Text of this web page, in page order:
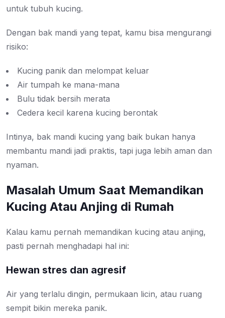
untuk tubuh kucing.
Dengan bak mandi yang tepat, kamu bisa mengurangi
risiko:
Kucing panik dan melompat keluar
Air tumpah ke mana-mana
Bulu tidak bersih merata
Cedera kecil karena kucing berontak
Intinya, bak mandi kucing yang baik bukan hanya
membantu mandi jadi praktis, tapi juga lebih aman dan
nyaman.
Masalah Umum Saat Memandikan
Kucing Atau Anjing di Rumah
Kalau kamu pernah memandikan kucing atau anjing,
pasti pernah menghadapi hal ini:
Hewan stres dan agresif
Air yang terlalu dingin, permukaan licin, atau ruang
sempit bikin mereka panik.